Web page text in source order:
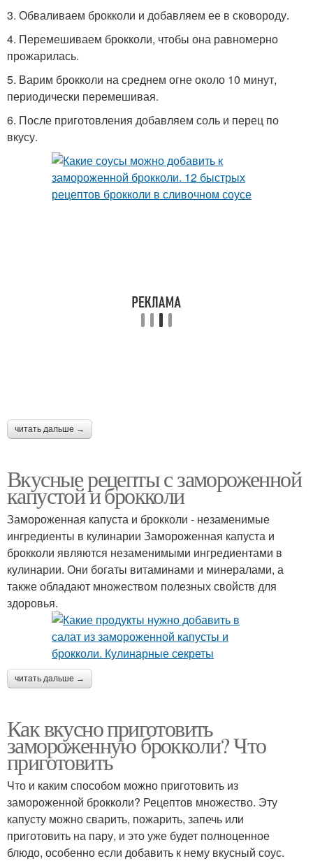
3. Обваливаем брокколи и добавляем ее в сковороду.
4. Перемешиваем брокколи, чтобы она равномерно
прожарилась.
5. Варим брокколи на среднем огне около 10 минут,
периодически перемешивая.
6. После приготовления добавляем соль и перец по
вкусу.
читать дальше →
Вкусные рецепты с замороженной
капустой и брокколи
Замороженная капуста и брокколи - незаменимые
ингредиенты в кулинарии Замороженная капуста и
брокколи являются незаменимыми ингредиентами в
кулинарии. Они богаты витаминами и минералами, а
также обладают множеством полезных свойств для
здоровья.
читать дальше →
Как вкусно приготовить
замороженную брокколи? Что
приготовить
Что и каким способом можно приготовить из
замороженной брокколи? Рецептов множество. Эту
капусту можно сварить, пожарить, запечь или
приготовить на пару, и это уже будет полноценное
блюдо, особенно если добавить к нему вкусный соус.